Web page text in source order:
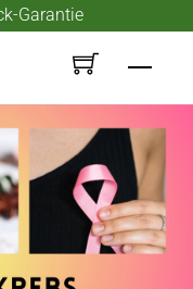
Garantie
Menu